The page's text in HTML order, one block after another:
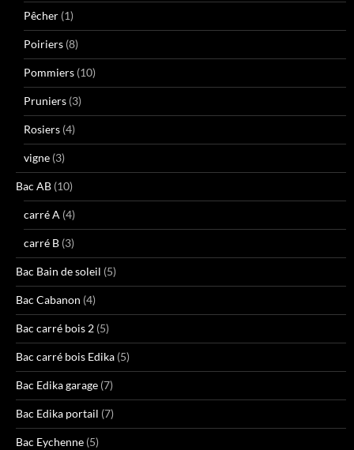
Pêcher (1)
Poiriers (8)
Pommiers (10)
Pruniers (3)
Rosiers (4)
vigne (3)
Bac AB (10)
carré A (4)
carré B (3)
Bac Bain de soleil (5)
Bac Cabanon (4)
Bac carré bois 2 (5)
Bac carré bois Edika (5)
Bac Edika garage (7)
Bac Edika portail (7)
Bac Eychenne (5)